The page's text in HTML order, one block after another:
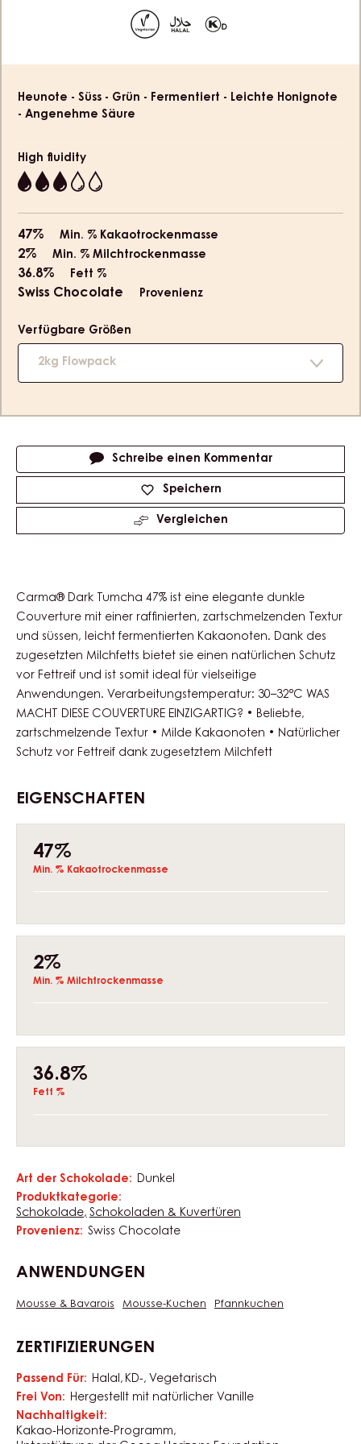
slide
1
2
information
Heunote - Süss - Grün - Fermentiert - Leichte Honignote
- Angenehme Säure
High fluidity
3
47% Min. % Kakaotrockenmasse
2% Min. % Milchtrockenmasse
36.8% Fett %
Swiss Chocolate Provenienz
Verfügbare Größen
2kg Flowpack
Schreibe einen Kommentar
Speichern
Vergleichen
Carma® Dark Tumcha 47% ist eine elegante dunkle
Couverture mit einer raffinierten, zartschmelzenden Textur
und süssen, leicht fermentierten Kakaonoten. Dank des
zugesetzten Milchfetts bietet sie einen natürlichen Schutz
vor Fettreif und ist somit ideal für vielseitige
Anwendungen. Verarbeitungstemperatur: 30–32°C WAS
MACHT DIESE COUVERTURE EINZIGARTIG? • Beliebte,
zartschmelzende Textur • Milde Kakaonoten • Natürlicher
Schutz vor Fettreif dank zugesetztem Milchfett
EIGENSCHAFTEN
47%
Min. % Kakaotrockenmasse
2%
Min. % Milchtrockenmasse
36.8%
Fett %
Eigenschaften
Art der Schokolade: Dunkel
Produktkategorie:
Schokolade Schokoladen & Kuvertüren
Provenienz: Swiss Chocolate
ANWENDUNGEN
Mousse & Bavarois Mousse-Kuchen Pfannkuchen
ZERTIFIZIERUNGEN
Passend Für: Halal KD- Vegetarisch
Frei Von: Hergestellt mit natürlicher Vanille
Nachhaltigkeit:
Kakao-Horizonte-Programm